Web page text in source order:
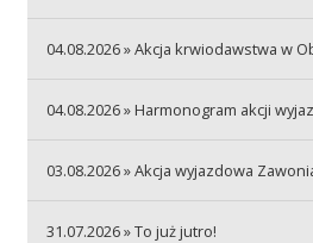
Akcje wyjazdowe
04.08.2026 » Akcja krwiodawstwa w
04.08.2026 » Harmonogram akcji
03.08.2026 » Akcja wyjazdowa
31.07.2026 » To już jutro!